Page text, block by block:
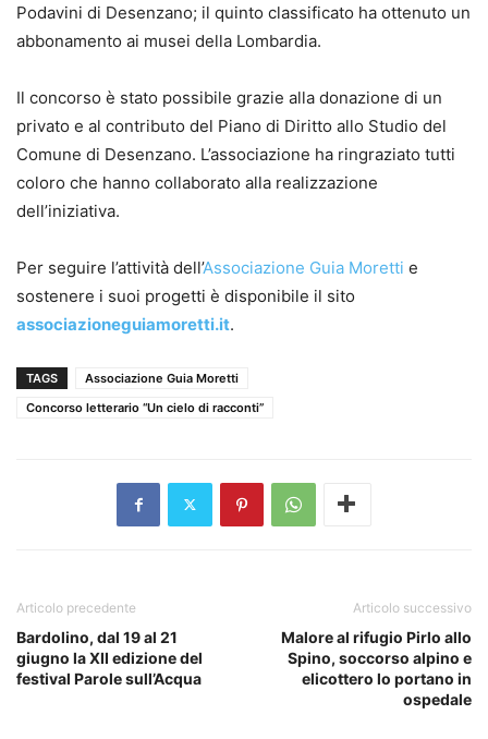
Podavini di Desenzano; il quinto classificato ha ottenuto un
abbonamento ai musei della Lombardia.
Il concorso è stato possibile grazie alla donazione di un
privato e al contributo del Piano di Diritto allo Studio del
Comune di Desenzano. L’associazione ha ringraziato tutti
coloro che hanno collaborato alla realizzazione
dell’iniziativa.
Per seguire l’attività dell’Associazione Guia Moretti e
sostenere i suoi progetti è disponibile il sito
associazioneguiamoretti.it.
TAGS
Associazione Guia Moretti
Concorso letterario “Un cielo di racconti”
Articolo precedente
Bardolino, dal 19 al 21
giugno la XII edizione del
festival Parole sull’Acqua
Articolo successivo
Malore al rifugio Pirlo allo
Spino, soccorso alpino e
elicottero lo portano in
ospedale